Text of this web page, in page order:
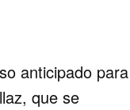
anticipado para
que se